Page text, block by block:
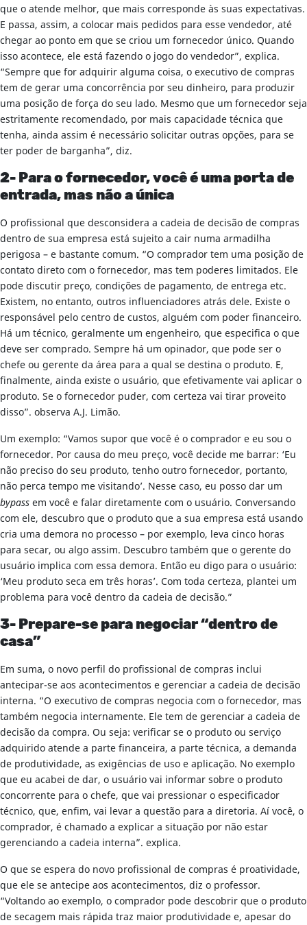
que o atende melhor, que mais corresponde às suas expectativas.
E passa, assim, a colocar mais pedidos para esse vendedor, até
chegar ao ponto em que se criou um fornecedor único. Quando
isso acontece, ele está fazendo o jogo do vendedor”, explica.
“Sempre que for adquirir alguma coisa, o executivo de compras
tem de gerar uma concorrência por seu dinheiro, para produzir
uma posição de força do seu lado. Mesmo que um fornecedor seja
estritamente recomendado, por mais capacidade técnica que
tenha, ainda assim é necessário solicitar outras opções, para se
ter poder de barganha”, diz.
2- Para o fornecedor, você é uma porta de
entrada, mas não a única
O profissional que desconsidera a cadeia de decisão de compras
dentro de sua empresa está sujeito a cair numa armadilha
perigosa – e bastante comum. “O comprador tem uma posição de
contato direto com o fornecedor, mas tem poderes limitados. Ele
pode discutir preço, condições de pagamento, de entrega etc.
Existem, no entanto, outros influenciadores atrás dele. Existe o
responsável pelo centro de custos, alguém com poder financeiro.
Há um técnico, geralmente um engenheiro, que especifica o que
deve ser comprado. Sempre há um opinador, que pode ser o
chefe ou gerente da área para a qual se destina o produto. E,
finalmente, ainda existe o usuário, que efetivamente vai aplicar o
produto. Se o fornecedor puder, com certeza vai tirar proveito
disso”. observa A.J. Limão.
Um exemplo: “Vamos supor que você é o comprador e eu sou o
fornecedor. Por causa do meu preço, você decide me barrar: ‘Eu
não preciso do seu produto, tenho outro fornecedor, portanto,
não perca tempo me visitando’. Nesse caso, eu posso dar um
bypass em você e falar diretamente com o usuário. Conversando
com ele, descubro que o produto que a sua empresa está usando
cria uma demora no processo – por exemplo, leva cinco horas
para secar, ou algo assim. Descubro também que o gerente do
usuário implica com essa demora. Então eu digo para o usuário:
‘Meu produto seca em três horas’. Com toda certeza, plantei um
problema para você dentro da cadeia de decisão.”
3- Prepare-se para negociar “dentro de
casa”
Em suma, o novo perfil do profissional de compras inclui
antecipar-se aos acontecimentos e gerenciar a cadeia de decisão
interna. “O executivo de compras negocia com o fornecedor, mas
também negocia internamente. Ele tem de gerenciar a cadeia de
decisão da compra. Ou seja: verificar se o produto ou serviço
adquirido atende a parte financeira, a parte técnica, a demanda
de produtividade, as exigências de uso e aplicação. No exemplo
que eu acabei de dar, o usuário vai informar sobre o produto
concorrente para o chefe, que vai pressionar o especificador
técnico, que, enfim, vai levar a questão para a diretoria. Aí você, o
comprador, é chamado a explicar a situação por não estar
gerenciando a cadeia interna”. explica.
O que se espera do novo profissional de compras é proatividade,
que ele se antecipe aos acontecimentos, diz o professor.
“Voltando ao exemplo, o comprador pode descobrir que o produto
de secagem mais rápida traz maior produtividade e, apesar do